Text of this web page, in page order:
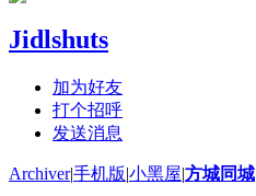
Jidlshuts
加为好友
打个招呼
发送消息
Archiver|手机版|小黑屋|方城同城